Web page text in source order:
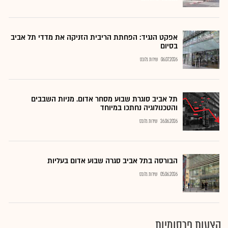
אפקט הנגיד: הפחתת הריבית הזניקה את מדדי תל אביב
בסיום
06.07.2026 שירות גלובס
תל אביב סוגרת שבוע מסחר אדום. מניות השבבים
והטכנולוגיה נחתכו במיוחד
26.06.2026 שירות גלובס
הבורסה בתל אביב סגרה שבוע אדום בעליות
05.06.2026 שירות גלובס